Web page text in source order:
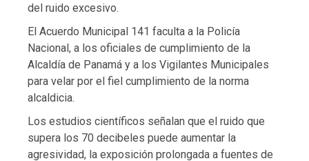
del ruido excesivo.
El Acuerdo Municipal 141 faculta a la Policía
Nacional, a los oficiales de cumplimiento de la
Alcaldía de Panamá y a los Vigilantes Municipales
para velar por el fiel cumplimiento de la norma
alcaldicia.
Los estudios científicos señalan que el ruido que
supera los 70 decibeles puede aumentar la
agresividad, la exposición prolongada a fuentes de